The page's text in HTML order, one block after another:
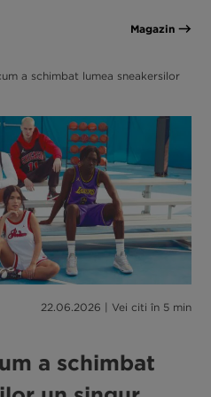
Magazin
a schimbat lumea sneakersilor
22.06.2026 | Vei citi în 5 min
a schimbat